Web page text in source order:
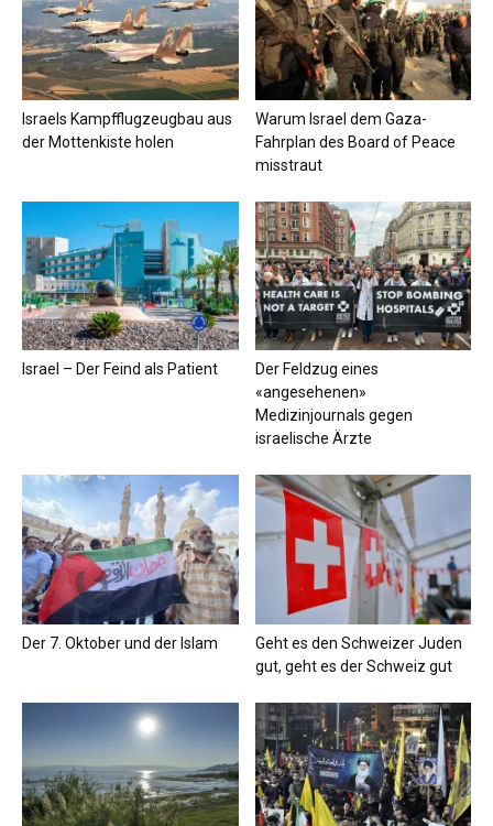
Israels Kampfflugzeugbau aus
der Mottenkiste holen
Warum Israel dem Gaza-
Fahrplan des Board of Peace
misstraut
Israel – Der Feind als Patient
Der Feldzug eines
«angesehenen»
Medizinjournals gegen
israelische Ärzte
Der 7. Oktober und der Islam
Geht es den Schweizer Juden
gut, geht es der Schweiz gut